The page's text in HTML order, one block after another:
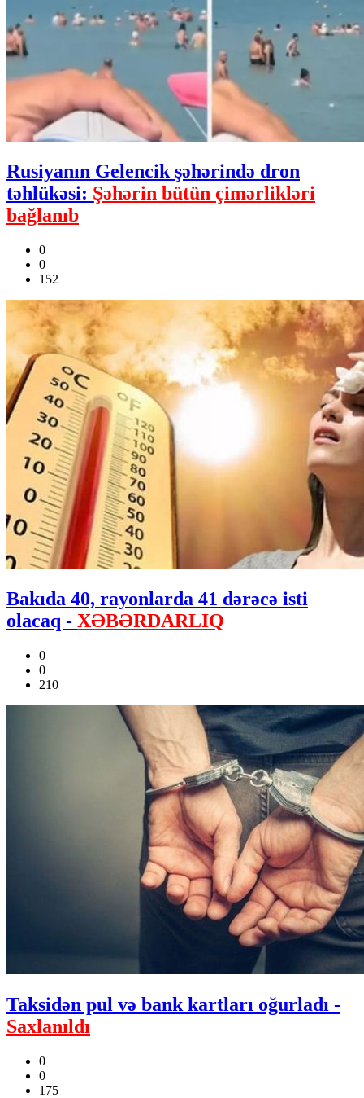
Rusiyanın Gelencik şəhərində dron
təhlükəsi: Şəhərin bütün çimərlikləri
bağlanıb
0
0
152
Bakıda 40, rayonlarda 41 dərəcə isti
olacaq - XƏBƏRDARLIQ
0
0
210
Taksidən pul və bank kartları oğurladı -
Saxlanıldı
0
0
175